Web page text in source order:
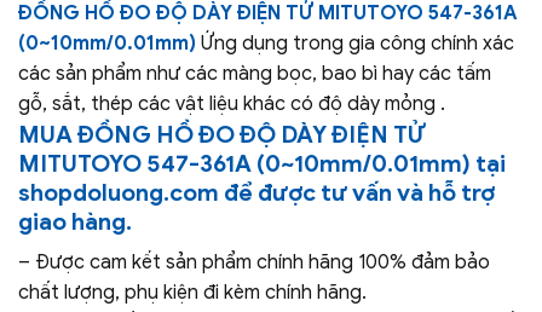
ĐỒNG HỒ ĐO ĐỘ DÀY ĐIỆN TỬ MITUTOYO 547-361A
(0~10mm/0.01mm) Ứng dụng trong gia công chính xác
các sản phẩm như các màng bọc, bao bì hay các tấm
gỗ, sắt, thép các vật liệu khác có độ dày mỏng .
MUAĐỒNG HỒ ĐO ĐỘ DÀY ĐIỆN TỬ
MITUTOYO 547-361A (0~10mm/0.01mm) tại
shopdoluong.com để được tư vấn và hỗ trợ
giao hàng.
– Được cam kết sản phẩm chính hãng 100% đảm bảo
chất lượng, phụ kiện đi kèm chính hãng.